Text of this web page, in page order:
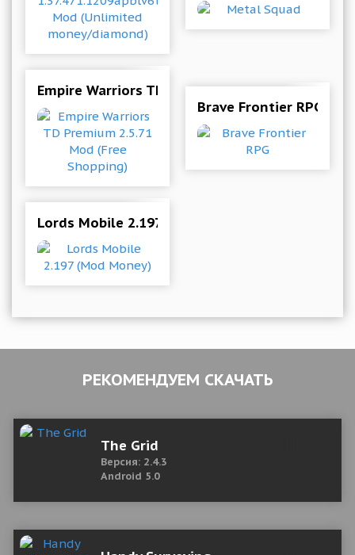
Empire Warriors TD Premium 2.5.71 Mod (Free
Brave Frontier RPG
Lords Mobile 2.197 (Mod Money)
РЕКОМЕНДУЕМ СКАЧАТЬ
The Grid
Версия: 2.4.3
Android 5.0